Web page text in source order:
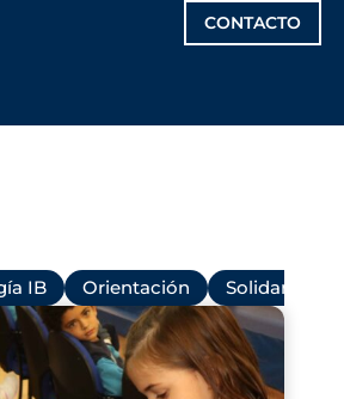
CONTACTO
IB Orientación Solidaridad